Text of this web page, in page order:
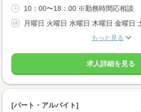
10：00〜18：00 ※勤務時間応相談
月曜日 火曜日 水曜日 木曜日 金曜日
もっと見る
求人詳細を見る
[パート・アルバイト]